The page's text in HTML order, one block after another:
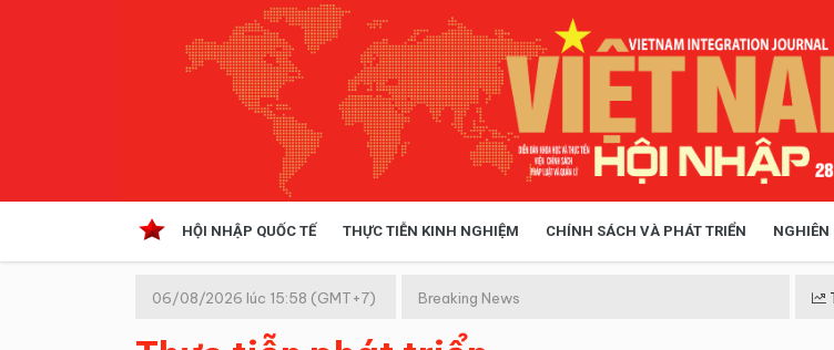
HỘI NHẬP QUỐC TẾ THỰC TIỄN KINH NGHIỆM CHÍNH SÁCH VÀ PHÁT TRIỂN NGHIÊN
Kinh tế hội nhập
06/08/2026 lúc 15:58 (GMT+7) Breaking News